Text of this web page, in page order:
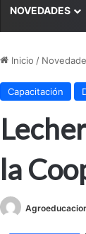
NOVEDADES
Inicio /
Capacitación
la